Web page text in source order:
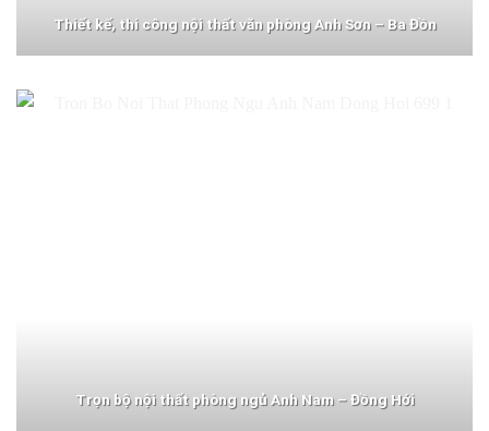
Thiết kế, thi công nội thất văn phòng Anh Sơn – Ba Đồn
Trọn bộ nội thất phòng ngủ Anh Nam – Đồng Hới